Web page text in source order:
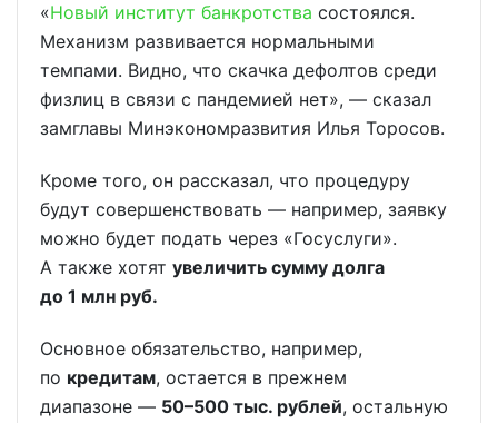
«Новый институт банкротства состоялся.
Механизм развивается нормальными
темпами. Видно, что скачка дефолтов среди
физлиц в связи с пандемией нет», — сказал
замглавы Минэкономразвития Илья Торосов.
Кроме того, он рассказал, что процедуру
будут совершенствовать — например, заявку
можно будет подать через «Госуслуги».
А также хотят увеличить сумму долга
до 1 млн руб.
Основное обязательство, например,
по кредитам, остается в прежнем
диапазоне — 50–500 тыс. рублей, остальную